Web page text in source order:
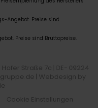
Angebot. Preise sind
Preise sind Bruttopreise.
Straße 7c | DE- 09224
| Webdesign by
Cookie Einstellungen